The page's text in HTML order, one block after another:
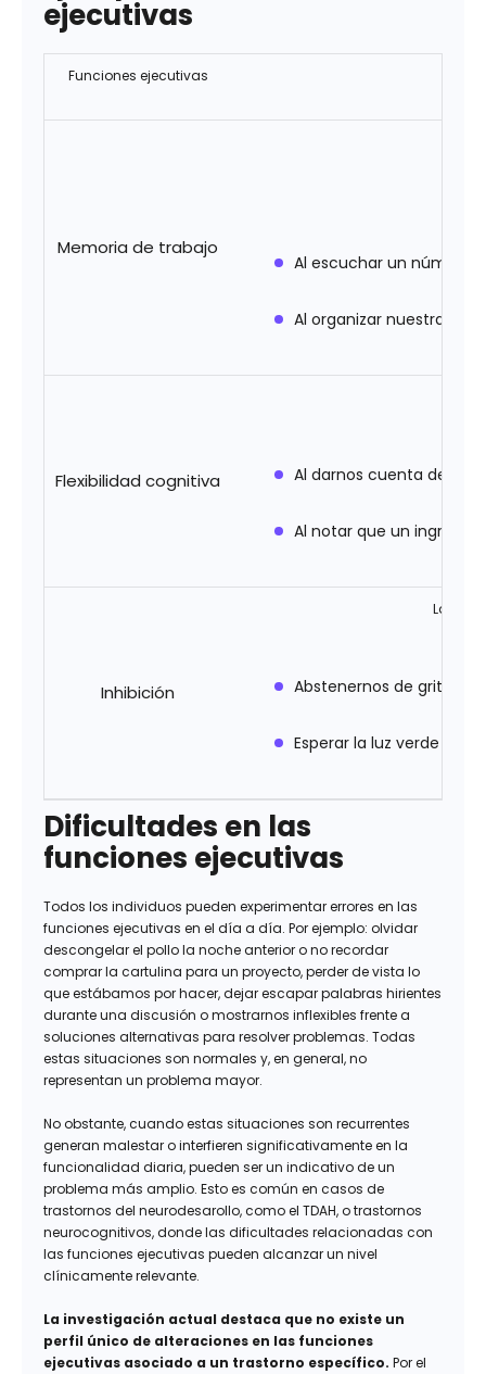
ejecutivas
Funciones ejecutivas
Memoria de trabajo
Al escuchar un número
Al organizar nuestra
Flexibilidad cognitiva Al darnos cuenta de
Al notar que un
Inhibición
La
Abstenernos de gritar a
Esperar la luz verde del
Dificultades en las
funciones ejecutivas
Todos los individuos pueden experimentar errores en las
funciones ejecutivas en el día a día. Por ejemplo: olvidar
descongelar el pollo la noche anterior o no recordar
comprar la cartulina para un proyecto, perder de vista lo
que estábamos por hacer, dejar escapar palabras hirientes
durante una discusión o mostrarnos inflexibles frente a
soluciones alternativas para resolver problemas. Todas
estas situaciones son normales y, en general, no
representan un problema mayor.
No obstante, cuando estas situaciones son recurrentes
generan malestar o interfieren significativamente en la
funcionalidad diaria, pueden ser un indicativo de un
problema más amplio. Esto es común en casos de
trastornos del neurodesarollo, como el TDAH, o trastornos
neurocognitivos, donde las dificultades relacionadas con
las funciones ejecutivas pueden alcanzar un nivel
clínicamente relevante.
La investigación actual destaca que no existe un
perfil único de alteraciones en las funciones
ejecutivas asociado a un trastorno específico. Por el